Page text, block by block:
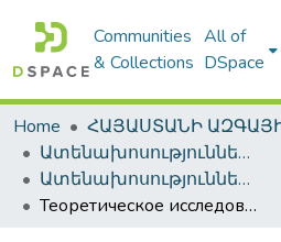
Communities
& Collections
All of
DSpace
Home
Ատենախոսություններ և սեղմագրեր / Theses & Abstracts
Ատենախոսություններ և սեղմագրեր / Theses & Abstracts
Теоретическое исследование некоторых оптических свойств низкоразмерных систем / Ցածր չափայնությամբ համակարգերի որոշ օպտիկական հատկությունների տեսական ուսումնասիրություն